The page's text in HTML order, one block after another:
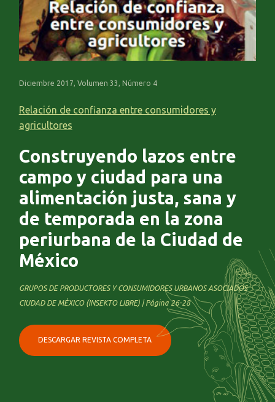
Diciembre 2017, Volumen 33, Número 4
Relación de confianza entre consumidores y
agricultores
Construyendo lazos entre
campo y ciudad para una
alimentación justa, sana y
de temporada en la zona
periurbana de la Ciudad de
México
GRUPOS DE PRODUCTORES Y CONSUMIDORES URBANOS ASOCIADOS
CIUDAD DE MÉXICO (INSEKTO LIBRE) | Página 26-28
DESCARGAR REVISTA COMPLETA